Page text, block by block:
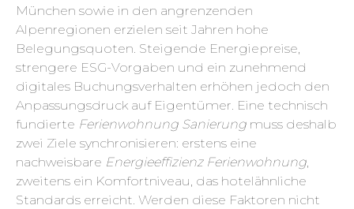
München sowie in den angrenzenden
Alpenregionen erzielen seit Jahren hohe
Belegungsquoten. Steigende Energiepreise,
strengere ESG-Vorgaben und ein zunehmend
digitales Buchungsverhalten erhöhen jedoch den
Anpassungsdruck auf Eigentümer. Eine technisch
fundierte Ferienwohnung Sanierung muss deshalb
zwei Ziele synchronisieren: erstens eine
nachweisbare Energieeffizienz Ferienwohnung,
zweitens ein Komfortniveau, das hotelähnliche
Standards erreicht. Werden diese Faktoren nicht